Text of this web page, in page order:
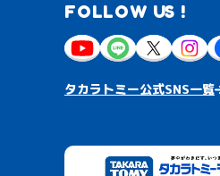
FOLLOW US !
タカラトミー公式SNS一覧